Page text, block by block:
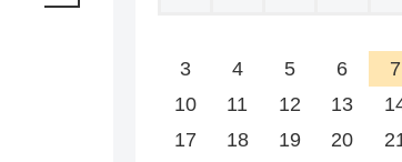
3
4 5 6 7
10
11 12 13
17
18 19 20